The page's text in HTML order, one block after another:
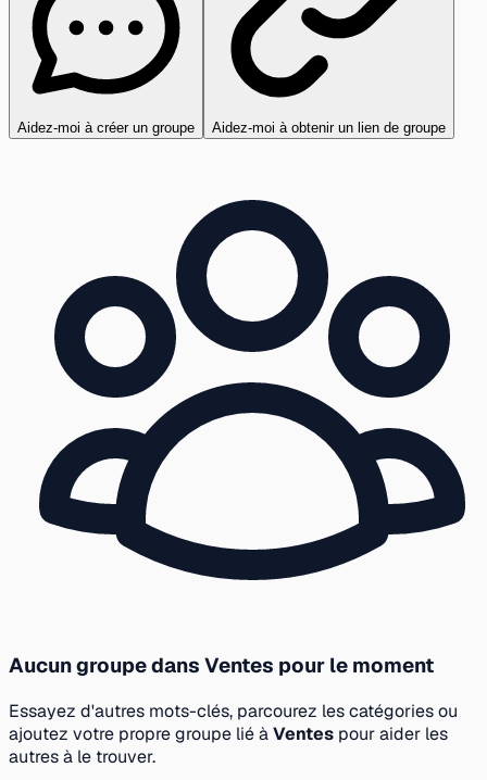
Aidez-moi à créer un groupe Aidez-moi à obtenir un lien de groupe
Aucun groupe dans Ventes pour le moment
Essayez d'autres mots-clés, parcourez les catégories ou
ajoutez votre propre groupe lié àVentes pour aider les
autres à le trouver.